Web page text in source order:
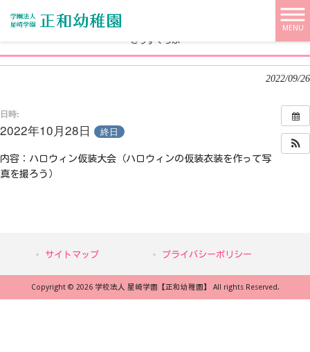
MENU
学校法人 星崎学園【正和幼稚園】 HOME
きっずくらぶ
2022/09/26
日時:
2022年10月28日 終日
内容：ハロウィン仮装大会（ハロウィンの仮装衣装を作って写
真を撮ろう）
サイトマップ プライバシーポリシー
Copyright © 2026 学校法人 星崎学園【正和幼稚園】 All rights Reserved.